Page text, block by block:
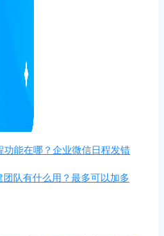
功能在哪？企业微信日程发错
队有什么用？最多可以加多